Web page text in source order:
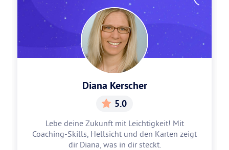
Diana Kerscher
5.0
Lebe deine Zukunft mit Leichtigkeit! Mit
Coaching-Skills, Hellsicht und den Karten zeigt
dir Diana, was in dir steckt.